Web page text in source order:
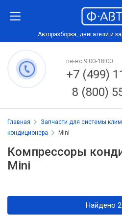
Авторазборка, двигатели и
пн-вс 9:00-18:00
+7 (499)
8 (800)
Главная Запчасти для системы
кондиционера
Mini
Компрессоры
Mini